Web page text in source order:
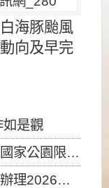
海豚颱風
向及早完
如是觀
圍、時間及行為」，自即日生效。
及協調相關事宜，因颱風備案事宜